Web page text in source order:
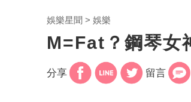
娛樂星聞 娛樂
M=Fat？鋼琴女
分享 留言